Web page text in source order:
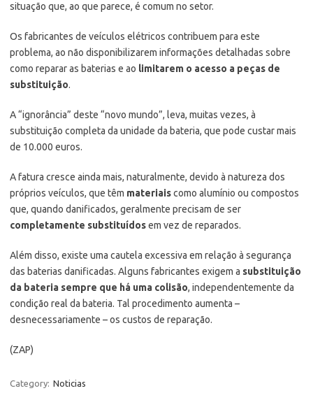
situação que, ao que parece, é comum no setor.
Os fabricantes de veículos elétricos contribuem para este
problema, ao não disponibilizarem informações detalhadas sobre
como reparar as baterias e ao limitarem o acesso a peças de
substituição.
A “ignorância” deste “novo mundo”, leva, muitas vezes, à
substituição completa da unidade da bateria, que pode custar mais
de 10.000 euros.
A fatura cresce ainda mais, naturalmente, devido à natureza dos
próprios veículos, que têm materiaiscomo alumínio ou compostos
que, quando danificados, geralmente precisam de ser
completamente substituídosem vez de reparados.
Além disso, existe uma cautela excessiva em relação à segurança
das baterias danificadas. Alguns fabricantes exigem a substituição
da bateria sempre que há uma colisão, independentemente da
condição real da bateria. Tal procedimento aumenta –
desnecessariamente – os custos de reparação.
(ZAP)
Category: Noticias